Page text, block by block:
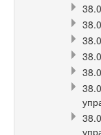
38.03.04